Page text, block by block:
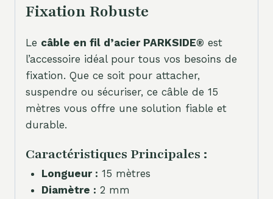
Fixation Robuste
Le câble en fil d’acier PARKSIDE® est
l’accessoire idéal pour tous vos besoins de
fixation. Que ce soit pour attacher,
suspendre ou sécuriser, ce câble de 15
mètres vous offre une solution fiable et
durable.
Caractéristiques Principales :
Longueur : 15 mètres
Diamètre : 2 mm